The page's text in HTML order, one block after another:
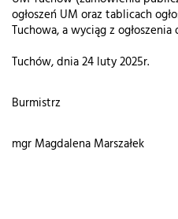
ogłoszeń UM oraz tablicach
Tuchowa, a wyciąg z
Tuchów, dnia 24 luty 2025r.
Burmistrz
mgr Magdalena Marszałek